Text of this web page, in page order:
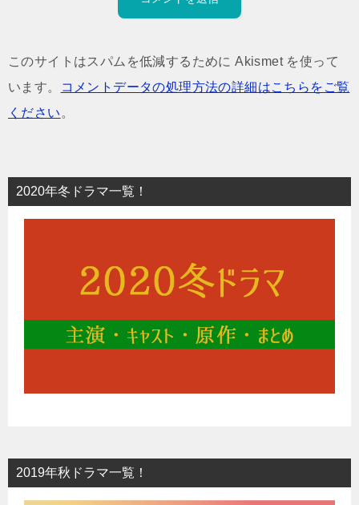
このサイトはスパムを低減するために Akismet を使って
います。
コメントデータの処理方法の詳細はこちらをご覧
ください 。
2020年冬ドラマ一覧！
2019年秋ドラマ一覧！